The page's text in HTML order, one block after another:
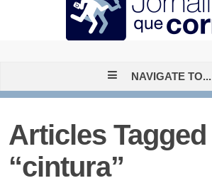
NAVIGATE TO...
Articles Tagged
“cintura”